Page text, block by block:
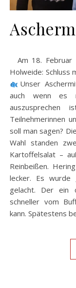
Am 18. Februar 2026 hieß es beim Seniorennetzwerk
Holweide: Schluss
Unser
auch wenn es
Teilnehmerinnen
soll man sagen?
Wahl standen
Kartoffelsalat –
Reinbeißen.
lecker. Es wurde
gelacht. Der ein
schneller vom
kann. Spätestens